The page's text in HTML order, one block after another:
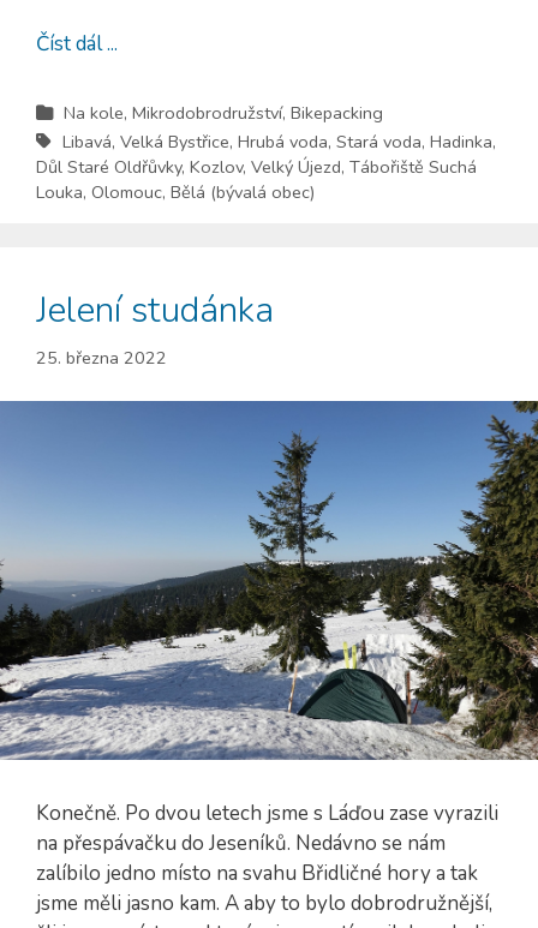
Číst dál ...
Na kole, Mikrodobrodružství, Bikepacking
Libavá, Velká Bystřice, Hrubá voda, Stará voda, Hadinka,
Důl Staré Oldřůvky, Kozlov, Velký Újezd, Tábořiště Suchá
Louka, Olomouc, Bělá (bývalá obec)
Jelení studánka
25. března 2022
Konečně. Po dvou letech jsme s Láďou zase vyrazili
na přespávačku do Jeseníků. Nedávno se nám
zalíbilo jedno místo na svahu Břidličné hory a tak
jsme měli jasno kam. A aby to bylo dobrodružnější,